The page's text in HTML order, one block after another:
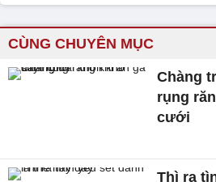
CÙNG CHUYÊN MỤC
Chàng
rụng
cưới
Thì ra